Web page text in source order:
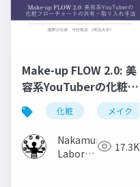
Make-up FLOW 2.0: 美
容系YouTuberの化粧フ
ローチャートの共有・
取り入れ手法
化粧 メイク
Nakamura
Laboratory 17.3K